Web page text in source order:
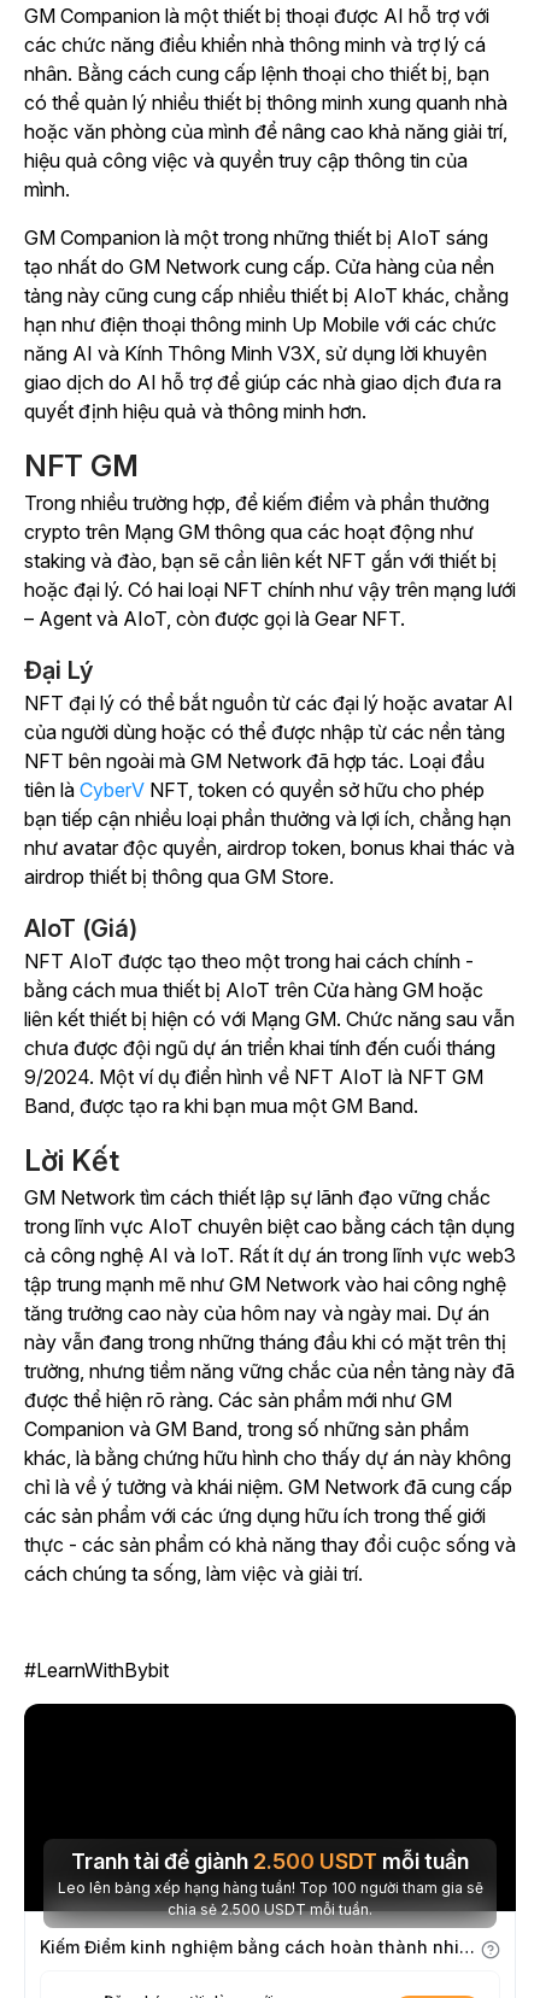
GM Companion là một thiết bị thoại được AI hỗ trợ với
các chức năng điều khiển nhà thông minh và trợ lý cá
nhân. Bằng cách cung cấp lệnh thoại cho thiết bị, bạn
có thể quản lý nhiều thiết bị thông minh xung quanh nhà
hoặc văn phòng của mình để nâng cao khả năng giải trí,
hiệu quả công việc và quyền truy cập thông tin của
mình.
GM Companion là một trong những thiết bị AIoT sáng
tạo nhất do GM Network cung cấp. Cửa hàng của nền
tảng này cũng cung cấp nhiều thiết bị AIoT khác, chẳng
hạn như điện thoại thông minh Up Mobile với các chức
năng AI và Kính Thông Minh V3X, sử dụng lời khuyên
giao dịch do AI hỗ trợ để giúp các nhà giao dịch đưa ra
quyết định hiệu quả và thông minh hơn.
NFT GM
Trong nhiều trường hợp, để kiếm điểm và phần thưởng
crypto trên Mạng GM thông qua các hoạt động như
staking và đào, bạn sẽ cần liên kết NFT gắn với thiết bị
hoặc đại lý. Có hai loại NFT chính như vậy trên mạng lưới
– Agent và AIoT, còn được gọi là Gear NFT.
Đại Lý
NFT đại lý có thể bắt nguồn từ các đại lý hoặc avatar AI
của người dùng hoặc có thể được nhập từ các nền tảng
NFT bên ngoài mà GM Network đã hợp tác. Loại đầu
tiên là CyberV NFT, token có quyền sở hữu cho phép
bạn tiếp cận nhiều loại phần thưởng và lợi ích, chẳng hạn
như avatar độc quyền, airdrop token, bonus khai thác và
airdrop thiết bị thông qua GM Store.
AIoT (Giá)
NFT AIoT được tạo theo một trong hai cách chính -
bằng cách mua thiết bị AIoT trên Cửa hàng GM hoặc
liên kết thiết bị hiện có với Mạng GM. Chức năng sau vẫn
chưa được đội ngũ dự án triển khai tính đến cuối tháng
9/2024. Một ví dụ điển hình về NFT AIoT là NFT GM
Band, được tạo ra khi bạn mua một GM Band.
Lời Kết
GM Network tìm cách thiết lập sự lãnh đạo vững chắc
trong lĩnh vực AIoT chuyên biệt cao bằng cách tận dụng
cả công nghệ AI và IoT. Rất ít dự án trong lĩnh vực web3
tập trung mạnh mẽ như GM Network vào hai công nghệ
tăng trưởng cao này của hôm nay và ngày mai. Dự án
này vẫn đang trong những tháng đầu khi có mặt trên thị
trường, nhưng tiềm năng vững chắc của nền tảng này đã
được thể hiện rõ ràng. Các sản phẩm mới như GM
Companion và GM Band, trong số những sản phẩm
khác, là bằng chứng hữu hình cho thấy dự án này không
chỉ là về ý tưởng và khái niệm. GM Network đã cung cấp
các sản phẩm với các ứng dụng hữu ích trong thế giới
thực - các sản phẩm có khả năng thay đổi cuộc sống và
cách chúng ta sống, làm việc và giải trí.
#LearnWithBybit
Tranh tài để giành 2.500 USDT mỗi tuần
Leo lên bảng xếp hạng hàng tuần! Top 100 người tham gia sẽ
chia sẻ 2.500 USDT mỗi tuần.
Kiếm Điểm kinh nghiệm bằng cách hoàn thành nhiệm vụ